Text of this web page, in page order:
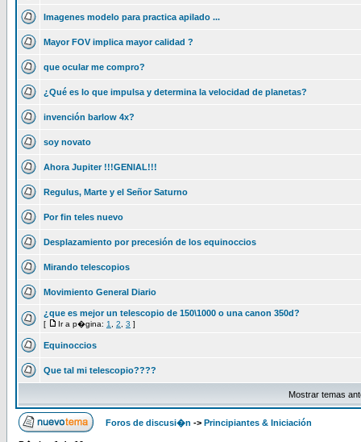
Imagenes modelo para practica apilado ...
Mayor FOV implica mayor calidad ?
que ocular me compro?
¿Qué es lo que impulsa y determina la velocidad de planetas?
invención barlow 4x?
soy novato
Ahora Jupiter !!!GENIAL!!!
Regulus, Marte y el Señor Saturno
Por fin teles nuevo
Desplazamiento por precesión de los equinoccios
Mirando telescopios
Movimiento General Diario
¿que es mejor un telescopio de 150\1000 o una canon 350d?
[ Ir a p�gina: 1 2 3 ]
Equinoccios
Que tal mi telescopio????
Mostrar temas
Foros de discusi�n -> Principiantes & Iniciación